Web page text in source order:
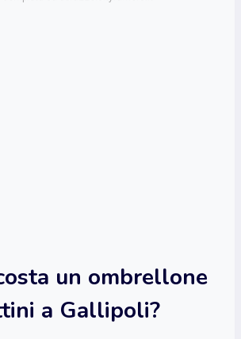
un ombrellone
a Gallipoli?